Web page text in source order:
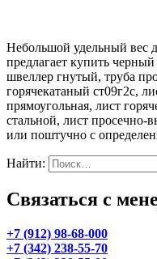
Небольшой удельный вес
предлагает купить
швеллер гнутый, труба
горячекатаный ст09г2с,
прямоугольная, лист
стальной, лист
или поштучно с
Найти:
Связаться с
+7 (912) 98-68-000
+7 (342) 238-55-70